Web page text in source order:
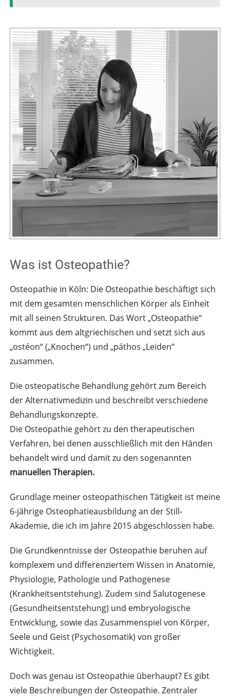
Was ist Osteopathie?
Osteopathie in Köln: Die Osteopathie beschäftigt sich
mit dem gesamten menschlichen Körper als Einheit
mit all seinen Strukturen. Das Wort „Osteopathie“
kommt aus dem altgriechischen und setzt sich aus
„ostéon“ („Knochen“) und „páthos „Leiden“
zusammen.
Die osteopatische Behandlung gehört zum Bereich
der Alternativmedizin und beschreibt verschiedene
Behandlungskonzepte.
Die Osteopathie gehört zu den therapeutischen
Verfahren, bei denen ausschließlich mit den Händen
behandelt wird und damit zu den sogenannten
manuellen Therapien.
Grundlage meiner osteopathischen Tätigkeit ist meine
6-jährige Osteophatieausbildung an der Still-
Akademie, die ich im Jahre 2015 abgeschlossen habe.
Die Grundkenntnisse der Osteopathie beruhen auf
komplexem und differenziertem Wissen in Anatomie,
Physiologie, Pathologie und Pathogenese
(Krankheitsentstehung). Zudem sind Salutogenese
(Gesundheitsentstehung) und embryologische
Entwicklung, sowie das Zusammenspiel von Körper,
Seele und Geist (Psychosomatik) von großer
Wichtigkeit.
Doch was genau ist Osteopathie überhaupt? Es gibt
viele Beschreibungen der Osteopathie. Zentraler